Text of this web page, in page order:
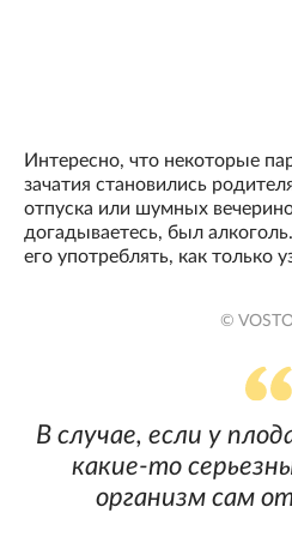
Интересно, что некоторые
зачатия становились
отпуска или шумных
догадываетесь, был
его употреблять, как только
©
В случае, если у
какие-то
организм сам